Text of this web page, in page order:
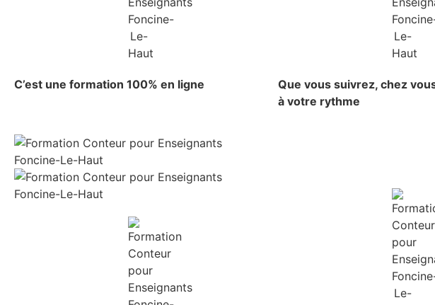
C’est une formation 100% en ligne
Que vous suivrez, chez
à votre rythme